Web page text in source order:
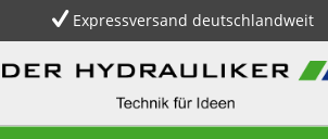
Expressversand deutschlandweit